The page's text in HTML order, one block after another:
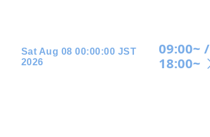
Sat Aug 08 00:00:00 JST
2026
09:00~ /
18:00~